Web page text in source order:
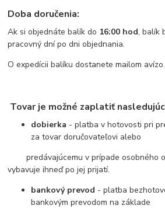
Doba doručenia:
Ak si objednáte balík do 16:00 hod, balík
pracovný dní po dni objednania.
O expedícii balíku dostanete mailom avízo.
Tovar je možné zaplatiť
dobierka - platba v hotovosti pri
za tovar doručovateľovi alebo
predávajúcemu v prípade osobného
vybavuje ihneď po jej prijatí.
bankový prevod - platba
bankovým prevodom na základe